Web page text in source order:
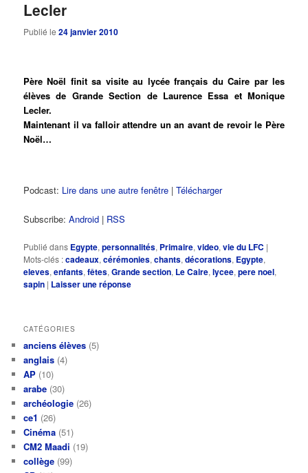
Lecler
Publié le24 janvier 2010
Père Noël finit sa visite au lycée français du Caire par les
élèves de Grande Section de Laurence Essa et Monique
Lecler.
Maintenant il va falloir attendre un an avant de revoir le Père
Noël…
Podcast: Lire dans une autre fenêtre |Télécharger
Subscribe:Android | RSS
Publié dans Egypte,personnalités, Primaire,video,vie du LFC |
Mots-clés :cadeaux,cérémonies,chants,décorations, Egypte,
eleves,enfants,fêtes,Grande section, Le Caire,lycee,pere noel,
sapin | Laisser une réponse
CATÉGORIES
anciens élèves (5)
anglais (4)
AP (10)
arabe (30)
archéologie (26)
ce1 (26)
Cinéma (51)
CM2 Maadi (19)
collège (99)